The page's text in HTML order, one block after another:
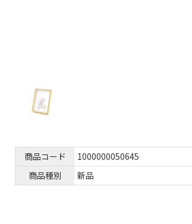
商品コード
1000000050645
商品種別
新品